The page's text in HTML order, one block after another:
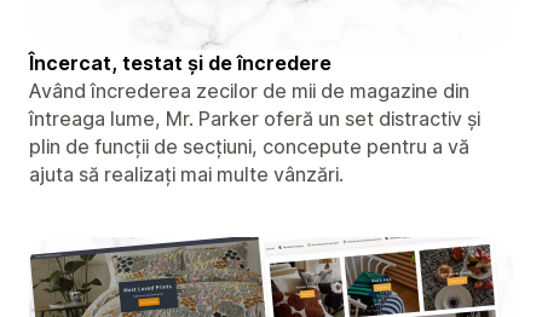
Încercat, testat și de încredere
Având încrederea zecilor de mii de magazine din
întreaga lume, Mr. Parker oferă un set distractiv și
plin de funcții de secțiuni, concepute pentru a vă
ajuta să realizați mai multe vânzări.